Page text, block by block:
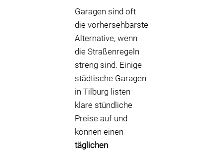
Garagen sind oft
die vorhersehbarste
Alternative, wenn
die Straßenregeln
streng sind. Einige
städtische Garagen
in Tilburg listen
klare stündliche
Preise auf und
können einen
täglichen